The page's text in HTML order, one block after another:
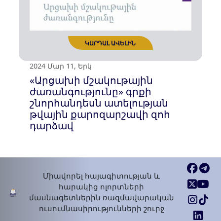
ԿԱՐԴԱԼ ԱՎԵԼԻՆ
2024 Ապր 22, Երկ
Հայտարարություն Շուշին
որպես 2024 թ․ Իսլամական
համագործակցության
կազմակերպության
երիտասարդական
մայրաքաղաք հռչակելու
վերաբերյալ
Միավորել հայագիտության և
հարակից ոլորտների
մասնագետներին ռազմավարական
ուսումնասիրությունների շուրջ